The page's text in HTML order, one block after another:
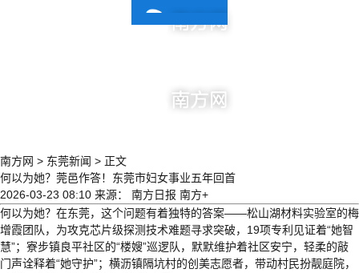
南方网 > 东莞新闻 > 正文
何以为她？莞邑作答！东莞市妇女事业五年回首
2026-03-23 08:10 来源： 南方日报 南方+
何以为她？在东莞，这个问题有着独特的答案——松山湖材料实验室的梅
增霞团队，为攻克芯片级探测技术难题寻求突破，19项专利见证着“她智
慧”；寮步镇良平社区的“楼嫂”巡逻队，默默维护着社区安宁，轻柔的敲
门声诠释着“她守护”；横沥镇隔坑村的创美志愿者，带动村民扮靓庭院，